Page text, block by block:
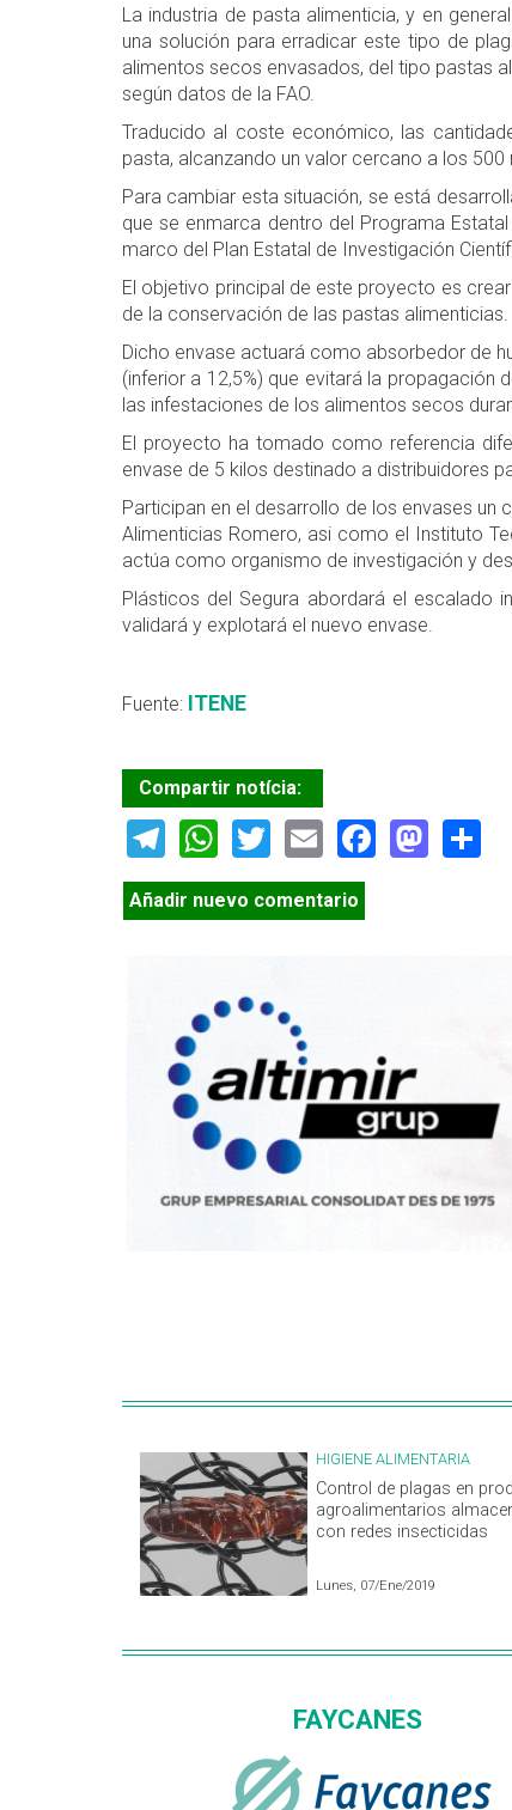
La industria de pasta alimenticia, y en
una solución para erradicar este tipo de
alimentos secos envasados, del tipo pastas
según datos de la FAO.
Traducido al coste económico, las
pasta, alcanzando un valor cercano a los
Para cambiar esta situación, se está
que se enmarca dentro del Programa
marco del Plan Estatal de Investigación
El objetivo principal de este proyecto es
de la conservación de las pastas alimenticias.
Dicho envase actuará como absorbedor de
(inferior a 12,5%) que evitará la propagación
las infestaciones de los alimentos secos
El proyecto ha tomado como referencia
envase de 5 kilos destinado a distribuidores
Participan en el desarrollo de los envases
Alimenticias Romero, asi como el Instituto
actúa como organismo de investigación y
Plásticos del Segura abordará el escalado
validará y explotará el nuevo envase.
Fuente: ITENE
Compartir notícia:
Telegram
WhatsApp
TwitterEmailFacebook
Añadir nuevo comentario
HIGIENE ALIMENTARIA
Control de plagas en
agroalimentarios
con redes insecticidas
Lunes, 07/Ene/2019
FAYCANES